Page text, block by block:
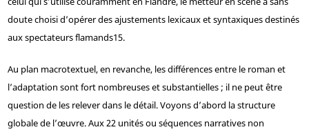
doute choisi d’opérer des ajustements lexicaux et syntaxiques destinés
aux spectateurs flamands15.
Au plan macrotextuel, en revanche, les différences entre le roman et
l’adaptation sont fort nombreuses et substantielles ; il ne peut être
question de les relever dans le détail. Voyons d’abord la structure
globale de l’œuvre. Aux 22 unités ou séquences narratives non